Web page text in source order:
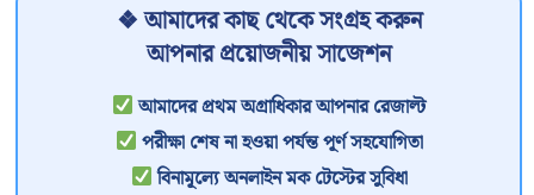
❖ আমাদের কাছ থেকে সংগ্রহ করুন
আপনার প্রয়োজনীয় সাজেশন
আমাদের প্রথম অগ্রাধিকার আপনার রেজাল্ট
পরীক্ষা শেষ না হওয়া পর্যন্ত পূর্ণ সহযোগিতা
বিনামূল্যে অনলাইন মক টেস্টের সুবিধা